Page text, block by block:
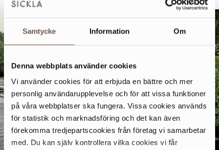
Samtycke Information Om
Denna webbplats använder cookies
Vi använder cookies för att erbjuda en bättre och mer
personlig användarupplevelse och för att vissa funktioner
på våra webbplatser ska fungera. Vissa cookies används
för statistik och marknadsföring och det kan även
förekomma tredjepartscookies från företag vi samarbetar
med. Du kan själv kontrollera vilka cookies vi får
och göra annorlunda. Redan idag arbetar ungefär 8 000
personer här – vägg i vägg med såväl butiker,
restauranger och kultur som bostäder, kreativa
mötesplatser och skolor. Nu tas nästa steg när ytterligare
utvecklas i de industrihistoriska kvarteren.